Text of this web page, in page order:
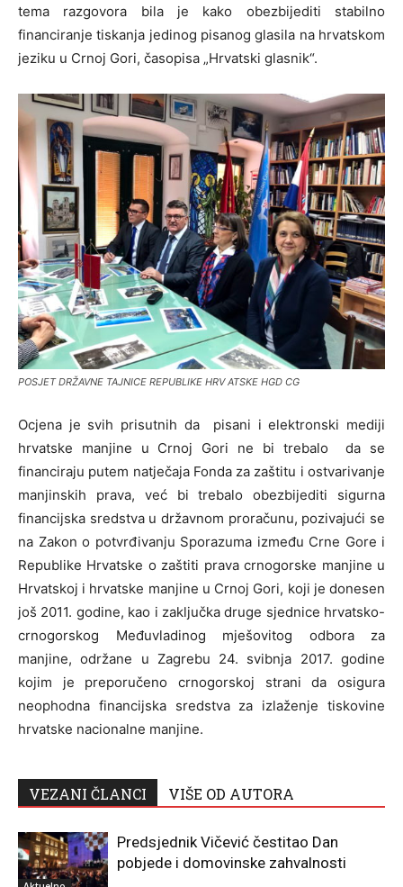
tema razgovora bila je kako obezbijediti stabilno
financiranje tiskanja jedinog pisanog glasila na hrvatskom
jeziku u Crnoj Gori, časopisa „Hrvatski glasnik“.
POSJET DRŽAVNE TAJNICE REPUBLIKE HRV ATSKE HGD CG
Ocjena je svih prisutnih da pisani i elektronski mediji
hrvatske manjine u Crnoj Gori ne bi trebalo da se
financiraju putem natječaja Fonda za zaštitu i ostvarivanje
manjinskih prava, već bi trebalo obezbijediti sigurna
financijska sredstva u državnom proračunu, pozivajući se
na Zakon o potvrđivanju Sporazuma između Crne Gore i
Republike Hrvatske o zaštiti prava crnogorske manjine u
Hrvatskoj i hrvatske manjine u Crnoj Gori, koji je donesen
još 2011. godine, kao i zaključka druge sjednice hrvatsko-
crnogorskog Međuvladinog mješovitog odbora za
manjine, održane u Zagrebu 24. svibnja 2017. godine
kojim je preporučeno crnogorskoj strani da osigura
neophodna financijska sredstva za izlaženje tiskovine
hrvatske nacionalne manjine.
VEZANI ČLANCI VIŠE OD AUTORA
Predsjednik Vičević čestitao Dan
pobjede i domovinske zahvalnosti